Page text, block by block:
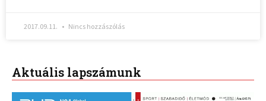
2017.09.11. Nincs hozzászólás
Aktuális lapszámunk